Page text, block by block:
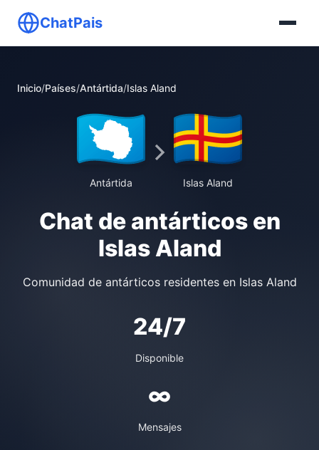
ChatPais
Inicio/Países/Antártida/Islas Aland
Antártida Islas Aland
Chat de antárticos en
Islas Aland
Comunidad de antárticos residentes en Islas Aland
24/7
Disponible
∞
Mensajes